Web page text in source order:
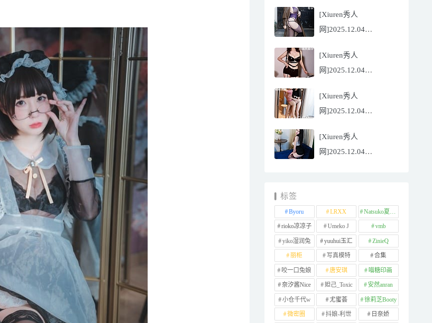
[71P/960.78MB]
[Xiuren秀人
网]2025.12.04
[71P/960.78MB]
[Xiuren秀人
网]2025.12.04
[86P/762.32MB]
[Xiuren秀人
网]2025.12.04
Well11[67P/745.99MB]
[Xiuren秀人
网]2025.12.04
标签
Byoru LRXX Natsuko夏夏子
rioko凉凉子 Umeko J vmb
yiko湿润兔 yuuhui玉汇 ZinieQ
丽柜 写真模特 合集
咬一口兔娘 唐安琪 喵糖印画
奈汐酱Nice 妲己_Toxic 安然anran
小仓千代w 尤蜜荟 徐莉芝Booty
微密圈 抖娘-利世 日奈娇